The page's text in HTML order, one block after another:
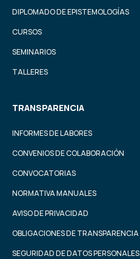
DIPLOMADO DE EPISTEMOLOGÍAS
CURSOS
SEMINARIOS
TALLERES
TRANSPARENCIA
INFORMES DE LABORES
CONVENIOS DE COLABORACIÓN
CONVOCATORIAS
NORMATIVA MANUALES
AVISO DE PRIVACIDAD
OBLIGACIONES DE TRANSPARENCIA
SEGURIDAD DE DATOS PERSONALES